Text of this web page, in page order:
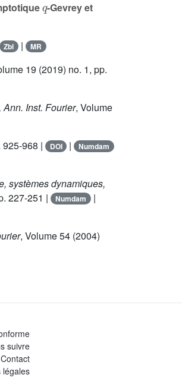
-Gevrey et
Zbl | MR
19 (2019) no. 1, pp.
Ann. Inst. Fourier, Volume
968 | DOI | Numdam
systèmes dynamiques,
227-251 | Numdam |
, Volume 54(2004)
suivre
Contact
légales